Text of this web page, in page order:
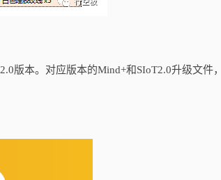
版本。对应版本的Mind+和SIoT2.0升级文件，